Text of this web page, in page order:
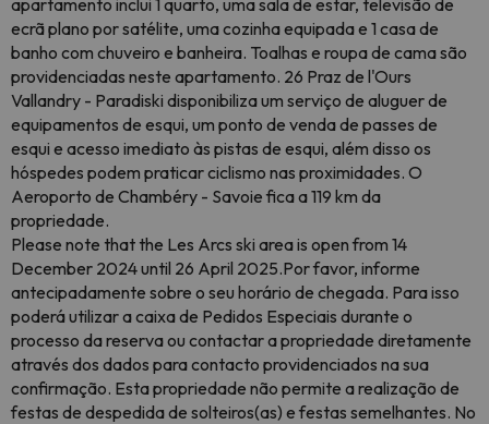
apartamento inclui 1 quarto, uma sala de estar, televisão de
ecrã plano por satélite, uma cozinha equipada e 1 casa de
banho com chuveiro e banheira. Toalhas e roupa de cama são
providenciadas neste apartamento. 26 Praz de l'Ours
Vallandry - Paradiski disponibiliza um serviço de aluguer de
equipamentos de esqui, um ponto de venda de passes de
esqui e acesso imediato às pistas de esqui, além disso os
hóspedes podem praticar ciclismo nas proximidades. O
Aeroporto de Chambéry - Savoie fica a 119 km da
propriedade.
Please note that the Les Arcs ski area is open from 14
December 2024 until 26 April 2025.Por favor, informe
antecipadamente sobre o seu horário de chegada. Para isso
poderá utilizar a caixa de Pedidos Especiais durante o
processo da reserva ou contactar a propriedade diretamente
através dos dados para contacto providenciados na sua
confirmação. Esta propriedade não permite a realização de
festas de despedida de solteiros(as) e festas semelhantes. No